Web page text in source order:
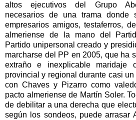
altos ejecutivos del Grupo
necesarios de una trama donde
empresarios amigos, testaferros,
almeriense de la mano del
Partido unipersonal creado y
marcharse del PP en 2005, que ha
extraño e inexplicable maridaje
provincial y regional durante casi
con Chaves y Pizarro como
pacto almeriense de Martín Soler.
de debilitar a una derecha que
según los sondeos, puede arrasar